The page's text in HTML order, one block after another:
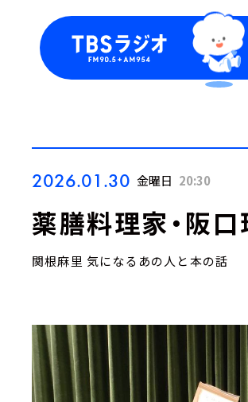
2026.01.30 金曜日 20:30
薬膳料理家・阪
関根麻里 気になるあの人と本の話